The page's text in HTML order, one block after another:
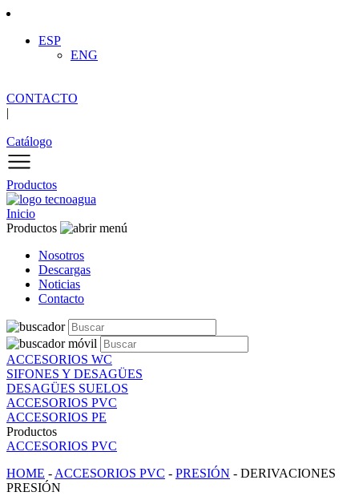
ESP
ENG
CONTACTO
|
Catálogo
Productos
Inicio
Productos
Nosotros
Descargas
Noticias
Contacto
ACCESORIOS WC
SIFONES Y DESAGÜES
DESAGÜES SUELOS
ACCESORIOS PVC
ACCESORIOS PE
Productos
ACCESORIOS PVC
HOME - ACCESORIOS PVC - PRESIÓN - DERIVACIONES
PRESIÓN